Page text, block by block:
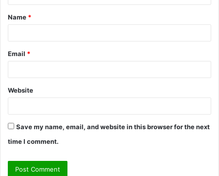
t
*
Name *
Email *
Website
Save my name, email, and website in this browser for the next
time I comment.